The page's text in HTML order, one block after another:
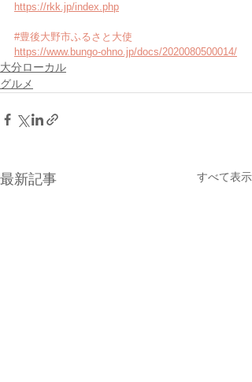
https://rkk.jp/index.php
#豊後大野市ふるさと大使
https://www.bungo-ohno.jp/docs/2020080500014/
大分ローカル
グルメ
最新記事 すべて表示